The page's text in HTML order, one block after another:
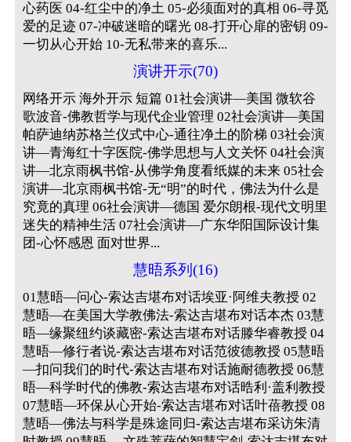
心药医 04-红尘中的净土 05-必须面对的真相 06-寻觅
爱的足迹 07-冲破迷暗的曙光 08-打开心扉的密钥 09-
一切从心开始 10-无私带来的喜乐...
演讲开示(70)
网络开示 海外开示 短篇 01社会演讲—美国 微软谷
歌波音-佛教哲学与现代企业管理 02社会演讲—美国
帕萨迪纳苏格兰仪式中心-通往净土的阶梯 03社会演
讲—青海红十字医院-佛学思想与人文关怀 04社会演
讲—北京雨枫书馆-从佛学角度看纸媒的未来 05社会
演讲—北京雨枫书馆-无“明”的时代，佛法为什么是
究竟的真理 06社会演讲—德国 爱尔朗根-现代文明里
迷失的精神生活 07社会演讲—广东华阳国际设计集
团-心怀感恩 面对世界...
慧晤系列(16)
01慧晤—问心-索达吉堪布对话埃亚·阿维夫教授 02
慧晤—在美国大学教佛法-索达吉堪布对话本杰 03慧
晤—缘聚纽约谈藏密-索达吉堪布对话滕华睿教授 04
慧晤—修行者说-索达吉堪布对话范彼德教授 05慧晤
—扣问我们的时代-索达吉堪布对话施耐德教授 06慧
晤—科学时代的佛教-索达吉堪布对话晧利·盖利教授
07慧晤—环保从心开始-索达吉堪布对话叶蓓教授 08
慧晤—佛法与科学是殊途同归-索达吉堪布采访朱清